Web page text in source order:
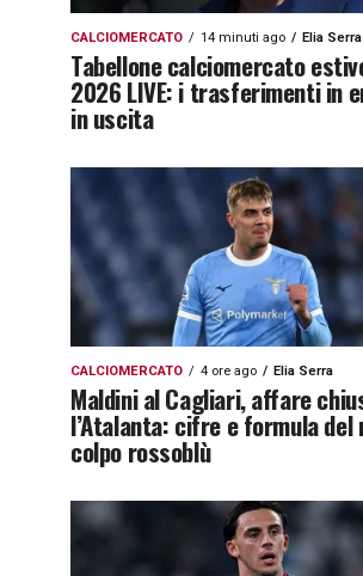
CALCIOMERCATO 14 minuti ago Elia Serra
Tabellone calciomercato
2026 LIVE: i trasferimenti in
in uscita
CALCIOMERCATO 4 ore ago Elia Serra
Maldini al Cagliari, affare
l’Atalanta: cifre e formula del
colpo rossoblù